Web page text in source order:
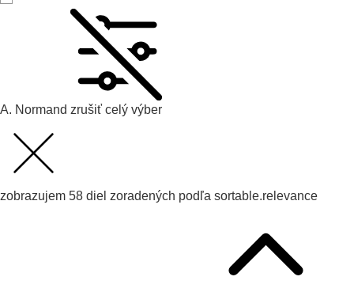
A. Normand zrušiť celý výber
zobrazujem 58 diel zoradených podľa sortable.relevance